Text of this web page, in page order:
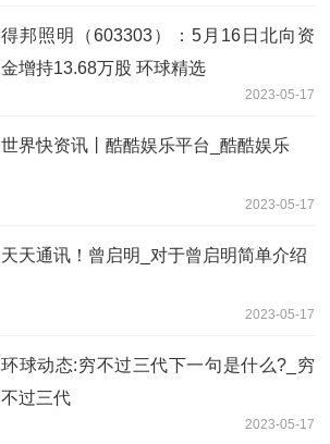
得邦照明（603303）：5月16日北向资
金增持13.68万股 环球精选
2023-05-17
世界快资讯丨酷酷娱乐平台_酷酷娱乐
2023-05-17
天天通讯！曾启明_对于曾启明简单介绍
2023-05-17
环球动态:穷不过三代下一句是什么?_穷
不过三代
2023-05-17